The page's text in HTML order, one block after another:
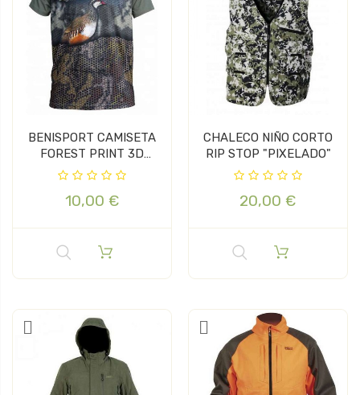
BENISPORT CAMISETA
FOREST PRINT 3D
PERDIZ
10,00 €
CHALECO NIÑO CORTO
RIP STOP "PIXELADO"
20,00 €